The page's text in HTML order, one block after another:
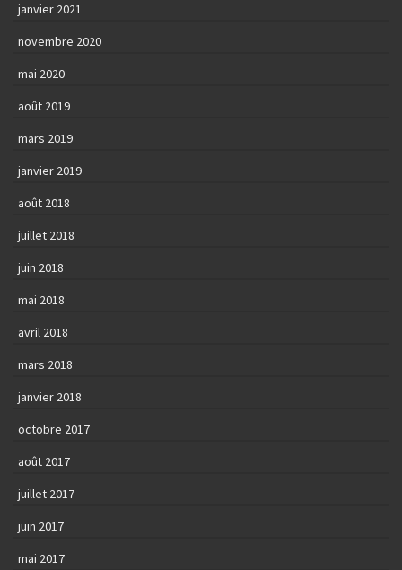
janvier 2021
novembre 2020
mai 2020
août 2019
mars 2019
janvier 2019
août 2018
juillet 2018
juin 2018
mai 2018
avril 2018
mars 2018
janvier 2018
octobre 2017
août 2017
juillet 2017
juin 2017
mai 2017